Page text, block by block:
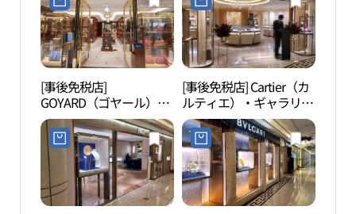
[事後免税店]
GOYARD（ゴヤール）・
ギャラリア百貨店名品館
EAST店(고야드 갤러리아
백화점 명품관 EAST점)
[事後免税店] Cartier（カ
ルティエ）・ギャラリア
百貨店名品館EAST店(까
르띠에 갤러리아백화점
명품관 EAST점)